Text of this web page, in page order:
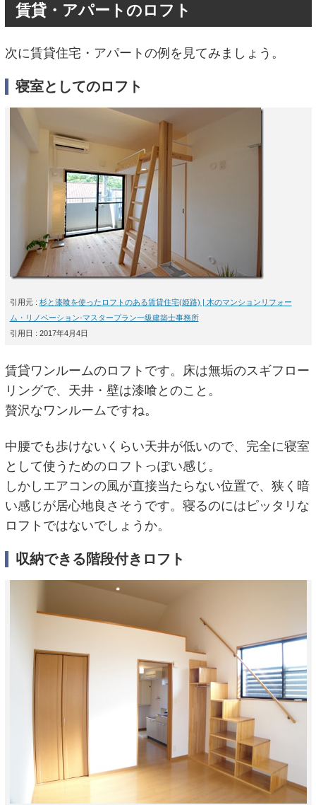
賃貸・アパートのロフト
次に賃貸住宅・アパートの例を見てみましょう。
寝室としてのロフト
引用元 : 杉と漆喰を使ったロフトのある賃貸住宅(姫路) | 木のマンションリフォー
ム・リノベーション-マスタープラン一級建築士事務所
引用日 : 2017年4月4日
賃貸ワンルームのロフトです。床は無垢のスギフロー
リングで、天井・壁は漆喰とのこと。
贅沢なワンルームですね。
中腰でも歩けないくらい天井が低いので、完全に寝室
として使うためのロフトっぽい感じ。
しかしエアコンの風が直接当たらない位置で、狭く暗
い感じが居心地良さそうです。寝るのにはピッタリな
ロフトではないでしょうか。
収納できる階段付きロフト